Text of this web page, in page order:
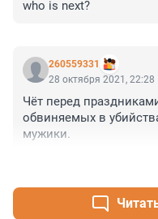
who is next?
260559331
28 октября 2021, 22:28
Чёт перед
обвиняемых в
мужики.